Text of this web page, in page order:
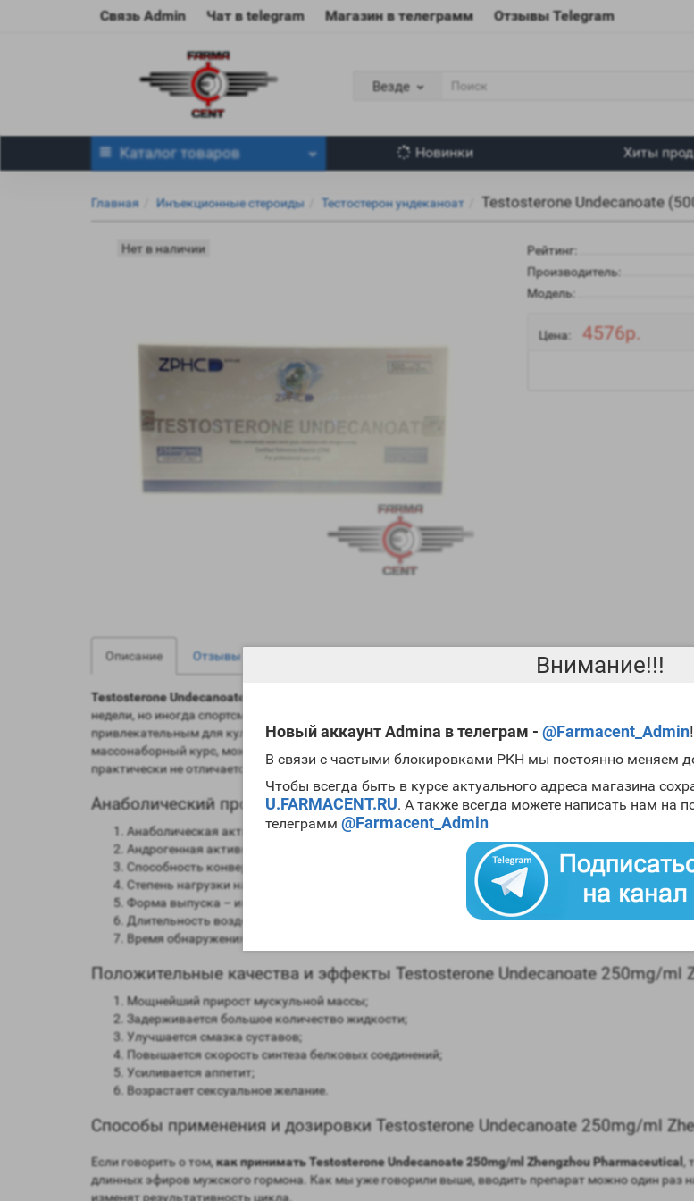
Внимание!!!
Новый аккаунт Admina в телеграм - @Farmacent_Admin
В связи с частыми блокировками РКН мы постоянно меняем
Чтобы всегда быть в курсе актуального адреса магазина
U.FARMACENT.RU. А также всегда можете написать нам на
телеграмм @Farmacent_Admin
Связь Admin Чат в telegram Магазин в телеграмм Отзывы Telegram
Везде
Каталог товаров Новинки Хиты
Главная Инъекционные стероиды Тестостерон ундеканоат Testosterone Undecanoate
Нет в наличии Рейтинг:
Производитель:
Модель:
Цена: 4576р.
Описание Отзывы
Testosterone Undecanoate 250mg/ml Zhengzhou Pharmaceutical
весьма популярен среди
недели, но иногда спортсмены ставят два укола на этом временном отрезке.
привлекательным для культуристов-любителей. Всем спортсменам, имеющим достаточный опыт
массонаборный курс, можно смело рекомендовать
купить Testosterone Undecanoate 250mg/ml
практически не отличается отципионата (еще один пролонгированный эфир мужского гормона) и
Анаболический профиль Testosterone Undecanoate 250mg/ml Zhengzhou
Анаболическая активность – 100 процентов в сравнении мужским гормоном;
Андрогенная активность – 100 процентов в сравнении с мужским гормоном;
Способность конвертироваться в женские гормоны (ароматизация) – высокая;
Степень нагрузки на печень – отсутствует;
Форма выпуска – инъекционная;
Длительность воздействия на организм – 14 дней;
Время обнаружения следов применения препарат с помощью допинг теста – три месяца.
Положительные качества и эффекты Testosterone Undecanoate 250mg/ml
Мощнейший прирост мускульной массы;
Задерживается большое количество жидкости;
Улучшается смазка суставов;
Повышается скорость синтеза белковых соединений;
Усиливается аппетит;
Возрастает сексуальное желание.
Способы применения и дозировки Testosterone Undecanoate 250mg/ml
Если говорить о том, как принимать Testosterone Undecanoate 250mg/ml Zhengzhou Pharmaceutical,
длинных эфиров мужского гормона. Как мы уже говорили выше, вводить препарат можно один раз
изменят результативность цикла.